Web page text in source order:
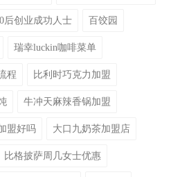
后创业成功人士 百饺园
瑞幸luckin咖啡菜单
程 比利时巧克力加盟
牛冲天麻辣香锅加盟
盟好吗 大口九奶茶加盟店
比格披萨周几女士优惠